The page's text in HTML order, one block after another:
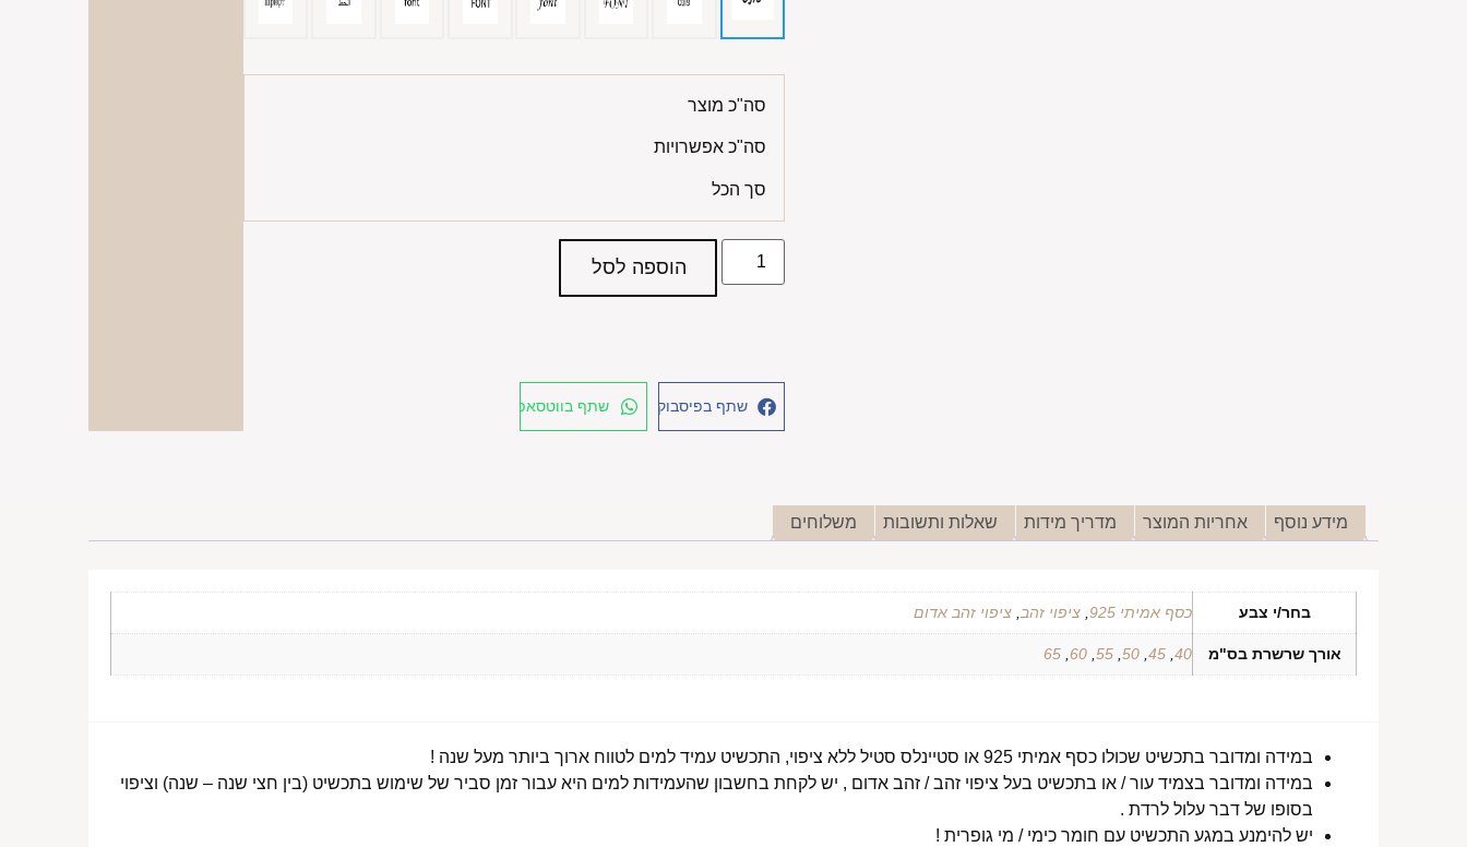
סה"כ מוצר
סה"כ אפשרויות
סך הכל
הוספה לסל
שתף בפיסבוק שתף בווטסאפ
מידע נוסף אחריות המוצר מדריך מידות שאלות ותשובות משלוחים
בחר/י צבע כסף אמיתי 925 , ציפוי זהב ציפוי זהב אדום
אורך שרשרת בס"מ 40
,
45
,
50
,
55
,
60
,
65
במידה ומדובר בתכשיט שכולו כסף אמיתי 925 או סטיינלס סטיל ללא ציפוי, התכשיט עמיד למים לטווח ארוך ביותר מעל שנה !
במידה ומדובר בצמיד עור / או בתכשיט בעל ציפוי זהב / זהב אדום , יש לקחת בחשבון שהעמידות למים היא עבור זמן סביר של שימוש בתכשיט (בין חצי שנה – שנה) וציפוי
בסופו של דבר עלול לרדת .
יש להימנע במגע התכשיט עם חומר כימי / מי גופרית !